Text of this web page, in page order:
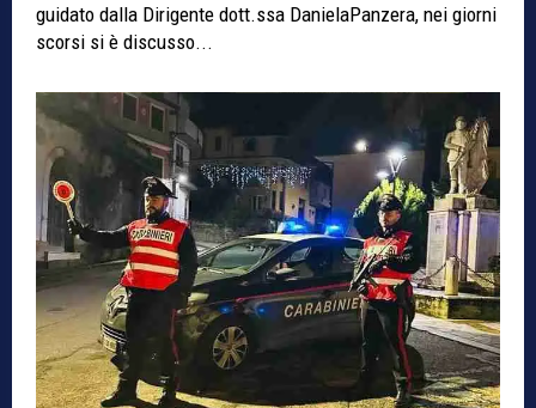
guidato dalla Dirigente dott.ssa DanielaPanzera, nei giorni
scorsi si è discusso...